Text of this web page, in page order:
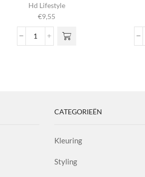
Hd Lifestyle
€9,55
Wave
CATEGORIEËN
Kleuring
Styling